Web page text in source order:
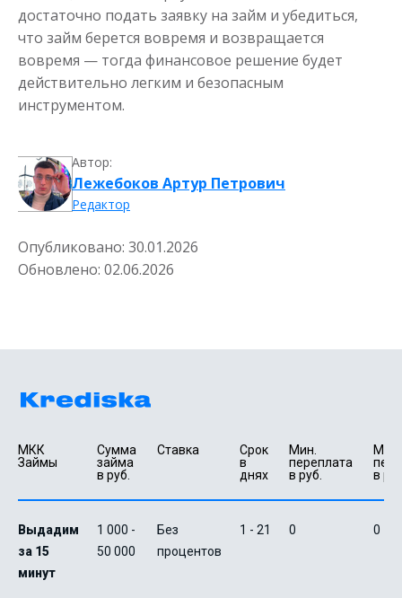
достаточно подать заявку на займ и убедиться,
что займ берется вовремя и возвращается
вовремя — тогда финансовое решение будет
действительно легким и безопасным
инструментом.
Автор:
Лежебоков Артур Петрович
Редактор
Опубликовано: 30.01.2026
Обновлено: 02.06.2026
МКК
Займы
Сумма
займа
в руб.
Ставка
Срок
в
днях
Мин.
переплата
в руб.
в
Выдадим
за 15
минут
1 000 -
50 000
Без
процентов
1 - 21 0 0